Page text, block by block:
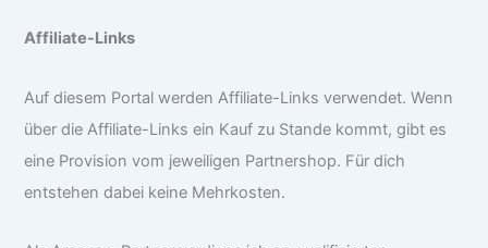
Affiliate-Links
Auf diesem Portal werden Affiliate-Links verwendet. Wenn
über die Affiliate-Links ein Kauf zu Stande kommt, gibt es
eine Provision vom jeweiligen Partnershop. Für dich
entstehen dabei keine Mehrkosten.